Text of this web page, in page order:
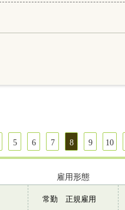
5 6 7 8 9 10
雇用形態
常勤 正規雇用